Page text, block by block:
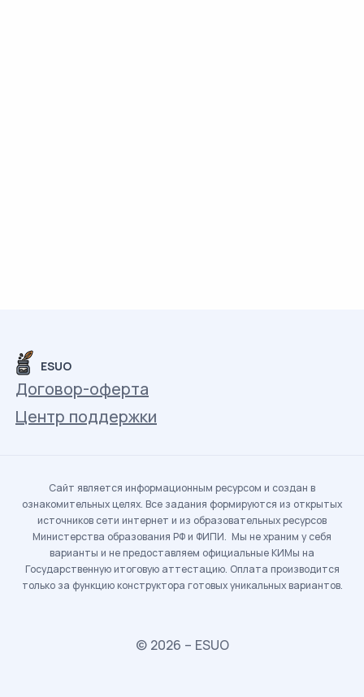
ESUO
Договор-оферта
Центр поддержки
Сайт является информационным ресурсом и создан в
ознакомительных целях. Все задания формируются из открытых
источников сети интернет и из образовательных ресурсов
Министерства образования РФ и ФИПИ. Мы не храним у себя
варианты и не предоставляем официальные КИМы на
Государственную итоговую аттестацию. Оплата производится
только за функцию конструктора готовых уникальных вариантов.
© 2026 – ESUO